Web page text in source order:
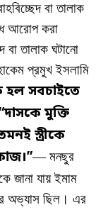
বা তালাক
আরোপ করা
বা তালাক ঘটানো
প্রমুখ ইসলামি
হল সবচাইতে
মুক্তি
স্ত্রীকে
— মনছুর
জানা যায় ইমাম
অভ্যাস ছিল। এর